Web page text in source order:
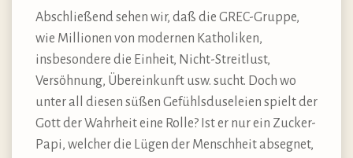
Abschließend sehen wir, daß die GREC-Gruppe,
wie Millionen von modernen Katholiken,
insbesondere die Einheit, Nicht-Streitlust,
Versöhnung, Übereinkunft usw. sucht. Doch wo
unter all diesen süßen Gefühlsduseleien spielt der
Gott der Wahrheit eine Rolle? Ist er nur ein Zucker-
Papi, welcher die Lügen der Menschheit absegnet,